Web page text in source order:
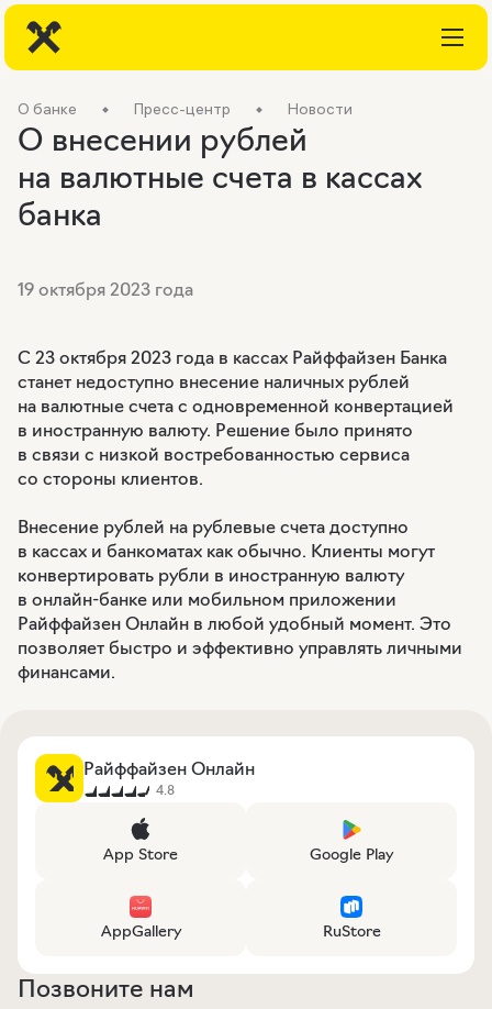
О банке Пресс-центр Новости
О внесении рублей
на валютные счета в кассах
банка
19 октября 2023 года
С 23 октября 2023 года в кассах Райффайзен Банка
станет недоступно внесение наличных рублей
на валютные счета с одновременной конвертацией
в иностранную валюту. Решение было принято
в связи с низкой востребованностью сервиса
со стороны клиентов.
Внесение рублей на рублевые счета доступно
в кассах и банкоматах как обычно. Клиенты могут
конвертировать рубли в иностранную валюту
в онлайн-банке или мобильном приложении
Райффайзен Онлайн в любой удобный момент. Это
позволяет быстро и эффективно управлять личными
финансами.
Райффайзен Онлайн
4.8
App Store Google Play
AppGallery RuStore
Позвоните нам